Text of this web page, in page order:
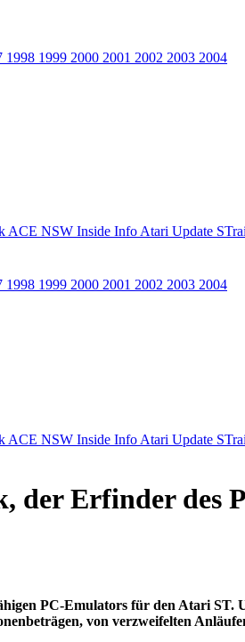
1998 1999 2000 2001 2002 2003 2004
ACE NSW Inside Info Atari Update
1998 1999 2000 2001 2002 2003 2004
ACE NSW Inside Info Atari Update
der Erfinder des
PC-Emulators für den Atari
von verzweifelten